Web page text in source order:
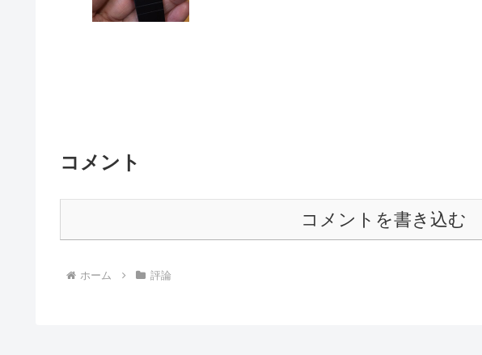
コメント
コメントを書き込む
ホーム 評論